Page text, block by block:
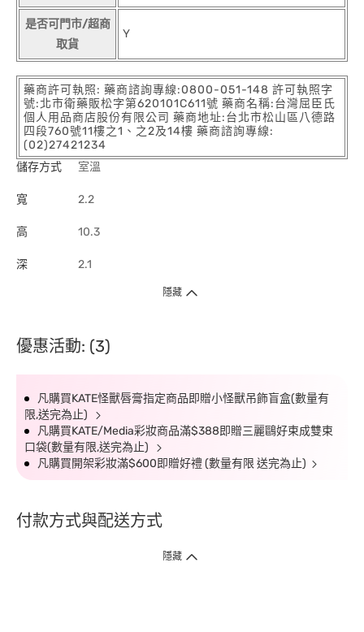
是否可門市/超商
取貨
Y
藥商許可執照: 藥商諮詢專線:0800-051-148 許可執照字
號:北市衛藥販松字第620101C611號 藥商名稱:台灣屈臣氏
個人用品商店股份有限公司 藥商地址:台北市松山區八德路
四段760號11樓之1、之2及14樓 藥商諮詢專線:
(02)27421234
儲存方式
室溫
寬 2.2
高 10.3
深 2.1
隱藏
優惠活動: (3)
凡購買KATE怪獸唇膏指定商品即贈小怪獸吊飾盲盒(數量有
限,送完為止)
凡購買KATE/Media彩妝商品滿$388即贈三麗鷗好束成雙束
口袋(數量有限,送完為止)
凡購買開架彩妝滿$600即贈好禮 (數量有限 送完為止)
付款方式與配送方式
隱藏